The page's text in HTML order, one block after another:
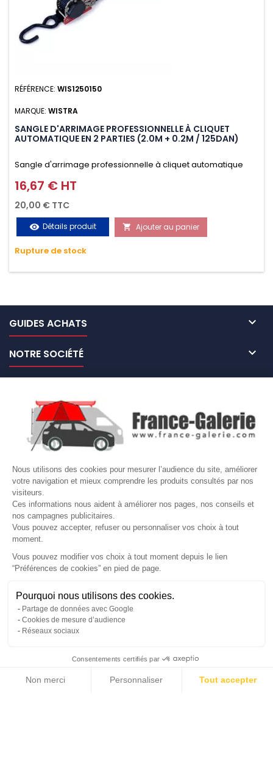
Nous utilisons des cookies pour mesurer l’audience du site, améliorer
votre navigation et mieux comprendre les produits consultés par nos
visiteurs.
Ces informations nous aident à améliorer nos pages, nos conseils et
nos campagnes publicitaires.
Vous pouvez accepter, refuser ou personnaliser vos choix à tout
moment.
Vous pouvez modifier vos choix à tout moment depuis le lien
“Préférences de cookies” en pied de page.
Pourquoi nous utilisons des cookies.
Partage de données avec Google
Cookies de mesure d’audience
Réseaux sociaux
Consentements certifiés par
Non merci Personnaliser Tout accepter
Gérer mes cookies
RÉFÉRENCE: WIS1250150
MARQUE: WISTRA
SANGLE D'ARRIMAGE PROFESSIONNELLE À CLIQUET
AUTOMATIQUE EN 2 PARTIES (2.0M + 0.2M / 125DAN)
Sangle d'arrimage professionnelle à cliquet automatique
avec crochet S en 2 parties (2.0M + 0.2M / 125daN), simple et
rapide d'utilisation. Permet d'arrimer et de sécuriser
vos chargements pendant le transport. Matière polyester
très résistante aux UV et aux variations de températures,
n'absorbe pas l'eau.
Prix
16,67 € HT
20,00 € TTC
visibility Détails produit  Ajouter au panier
Rupture de stock
GUIDES ACHATS 
NOTRE SOCIÉTÉ 
VOTRE COMPTE 
Site protégé par reCAPTCHA.
LETTRE D'INFORMATIONS
© Copyright 2026 France Galerie. Tous droits reservés.
Cliquez-ici pour modifier vos préférences en matière de cookies